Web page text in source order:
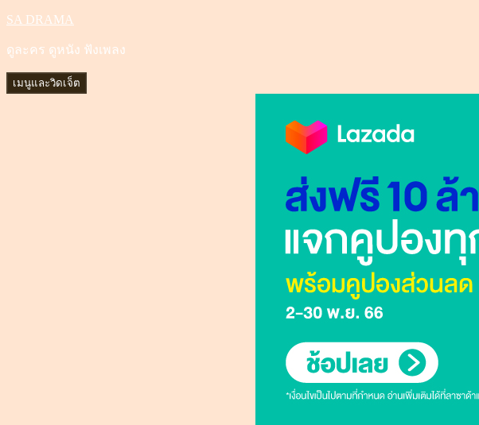
ข้าม
ยัง
เนื้อหา
SA DRAMA
ดูละคร ดูหนัง ฟังเพลง
เมนูและวิดเจ็ต